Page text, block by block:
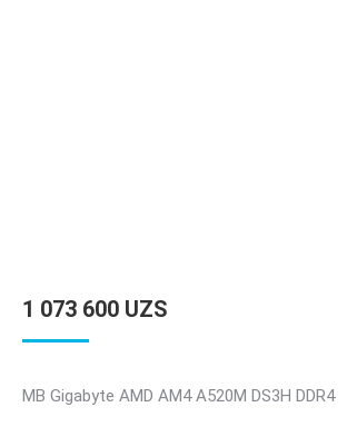
1 073 600 UZS
MB Gigabyte AMD AM4 A520M DS3H DDR4